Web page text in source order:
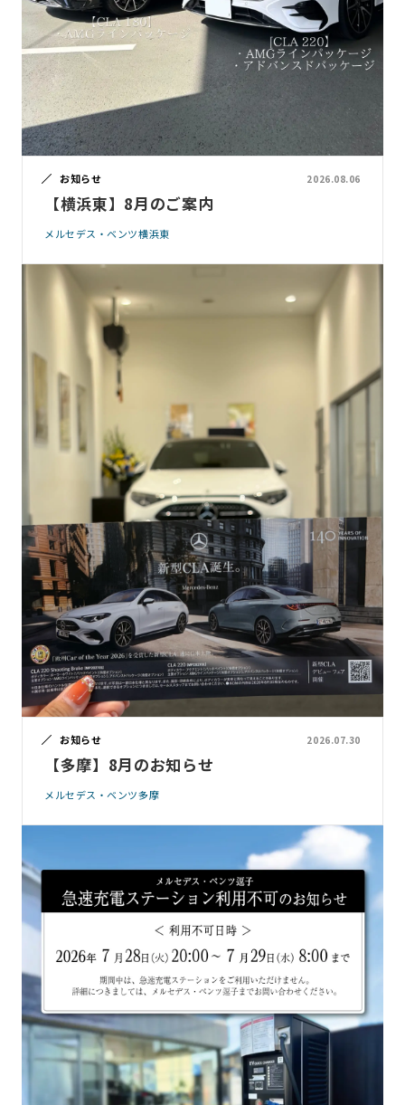
お知らせ 2026.08.06
【横浜東】8月のご案内
メルセデス・ベンツ横浜東
お知らせ 2026.07.30
【多摩】8月のお知らせ
メルセデス・ベンツ多摩